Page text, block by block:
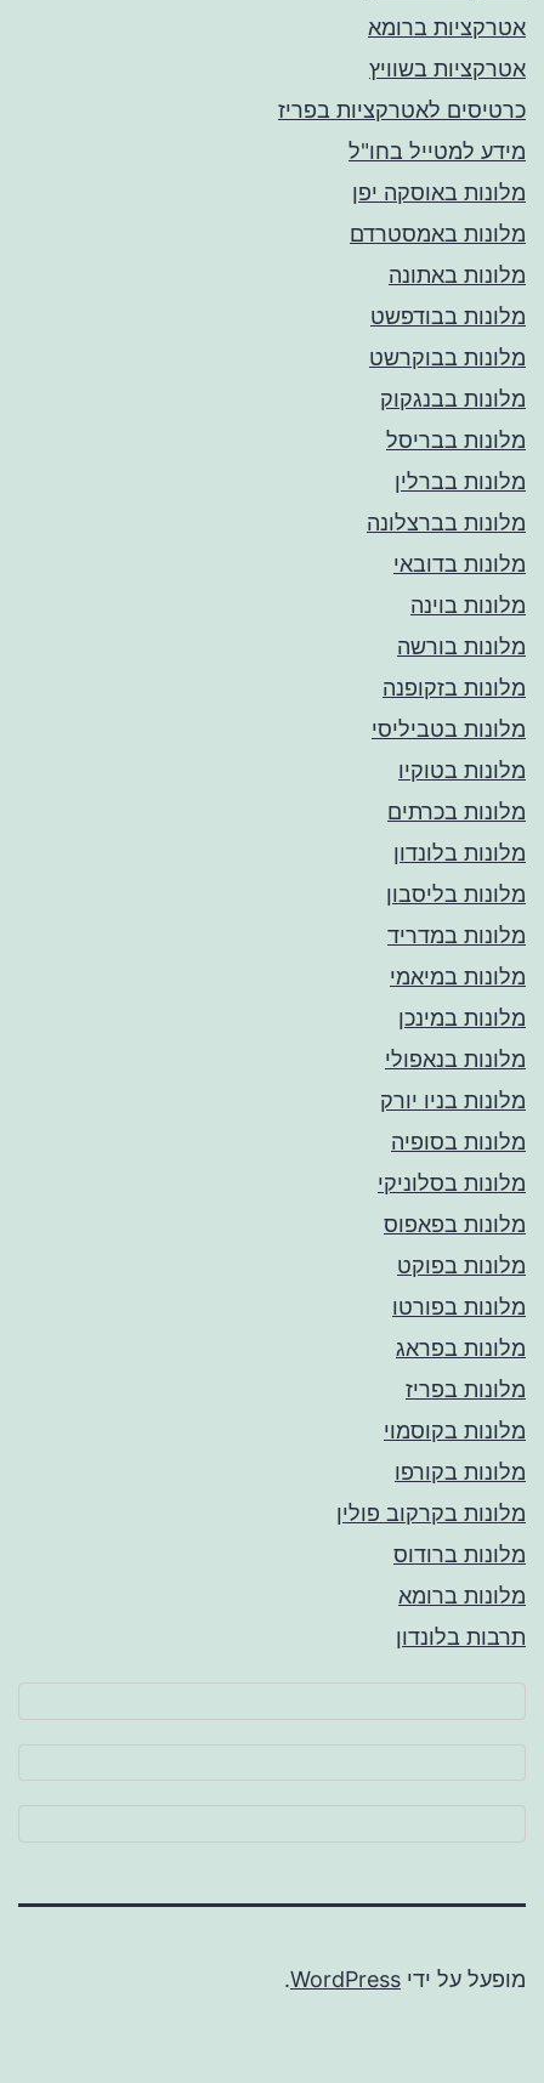
אטרקציות ברומא
אטרקציות בשוויץ
כרטיסים לאטרקציות בפריז
מידע למטייל בחו"ל
מלונות באוסקה יפן
מלונות באמסטרדם
מלונות באתונה
מלונות בבודפשט
מלונות בבוקרשט
מלונות בבנגקוק
מלונות בבריסל
מלונות בברלין
מלונות בברצלונה
מלונות בדובאי
מלונות בוינה
מלונות בורשה
מלונות בזקופנה
מלונות בטביליסי
מלונות בטוקיו
מלונות בכרתים
מלונות בלונדון
מלונות בליסבון
מלונות במדריד
מלונות במיאמי
מלונות במינכן
מלונות בנאפולי
מלונות בניו יורק
מלונות בסופיה
מלונות בסלוניקי
מלונות בפאפוס
מלונות בפוקט
מלונות בפורטו
מלונות בפראג
מלונות בפריז
מלונות בקוסמוי
מלונות בקורפו
מלונות בקרקוב פולין
מלונות ברודוס
מלונות ברומא
תרבות בלונדון
מופעל על ידי WordPress
.